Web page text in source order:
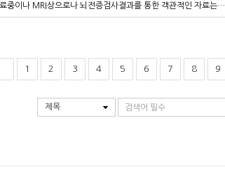
중이나 MRI상으로나 뇌전증검사결과를 통한 객관적인 자료는…
1 2 3 4 5 6 7 8 9
제목 검색어 필수